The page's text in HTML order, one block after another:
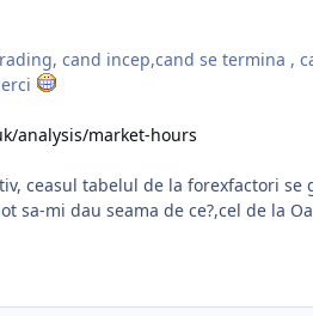
cand incep,cand se termina ,
analysis/market-hours
ceasul tabelul de la forexfactori se
sa-mi dau seama de ce?,cel de la